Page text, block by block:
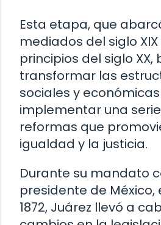
Esta etapa, que
mediados del siglo
principios del siglo XX,
transformar las
sociales y
implementar una
reformas que
igualdad y la justicia.
Durante su mandato
presidente de México,
1872, Juárez llevó a